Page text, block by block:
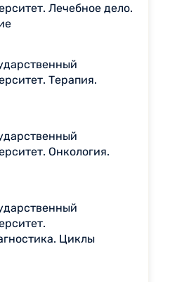
Лечебное дело.
Терапия.
Онкология.
Циклы